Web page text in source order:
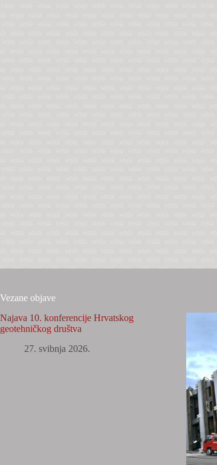
Vezane objave
Najava 10. konferencije Hrvatskog
geotehničkog društva
27. svibnja 2026.